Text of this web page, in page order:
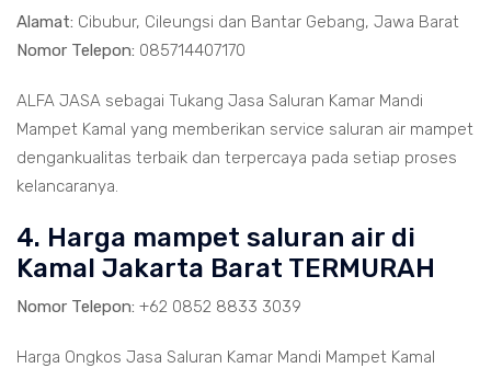
Alamat: Cibubur, Cileungsi dan Bantar Gebang, Jawa Barat
Nomor Telepon: 085714407170
ALFA JASA sebagai Tukang Jasa Saluran Kamar Mandi
Mampet Kamal yang memberikan service saluran air mampet
dengankualitas terbaik dan terpercaya pada setiap proses
kelancaranya.
4. Harga mampet saluran air di
Kamal Jakarta Barat TERMURAH
Nomor Telepon: +62 0852 8833 3039
Harga Ongkos Jasa Saluran Kamar Mandi Mampet Kamal